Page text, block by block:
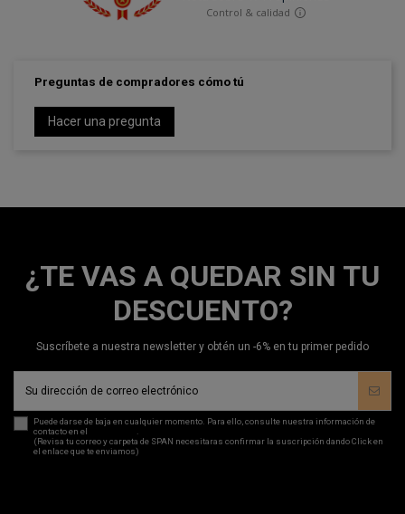
Preguntas de compradores cómo tú
Hacer una pregunta
¿TE VAS A QUEDAR SIN TU
DESCUENTO?
Suscríbete a nuestra newsletter y obtén un -6% en tu primer pedido
Puede darse de baja en cualquier momento. Para ello, consulte nuestra información de
contacto en el
.
(Revisa tu correo y carpeta de SPAN necesitaras confirmar la suscripción dando Click en
el enlace que te enviamos)